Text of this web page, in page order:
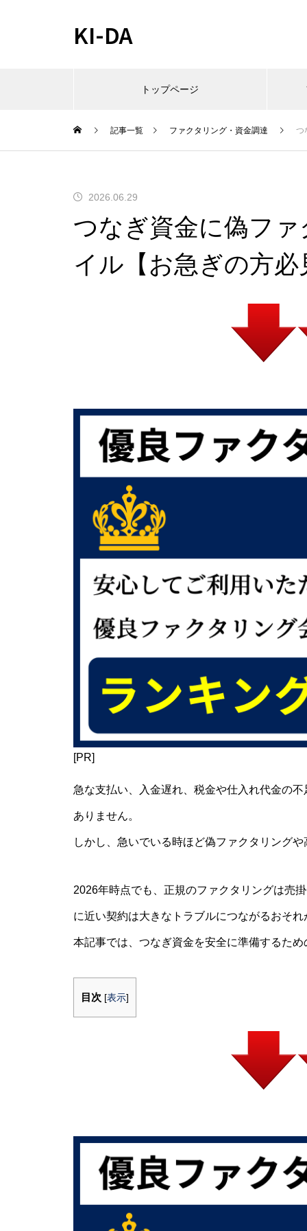
KI-DA
トップページ
記事一覧 ファクタリング・資金調達 つ
2026.06.29
つなぎ資金に偽フ
イル【お急ぎの方必
[PR]
急な支払い、入金遅れ、税金や仕入れ代金の
ありません。
しかし、急いでいる時ほど偽ファクタリング
2026年時点でも、正規のファクタリングは売
に近い契約は大きなトラブルにつながるおそ
本記事では、つなぎ資金を安全に準備するた
目次 [表示]